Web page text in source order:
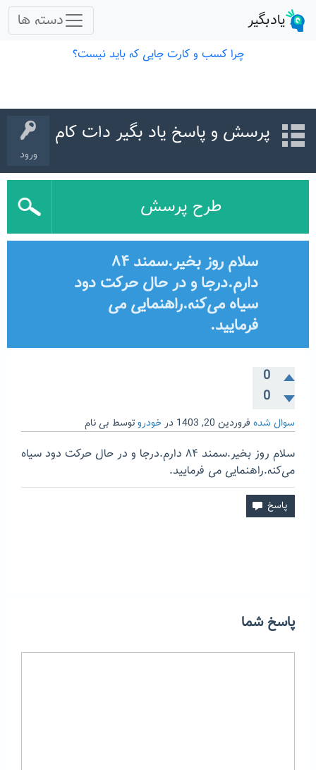
ورود
پرسش و پاسخ یاد بگیر دات کام
طرح پرسش
سلام روز بخیر.سمند ۸۴
دارم.درجا و در حال حرکت دود
سیاه می‌کنه.راهنمایی می
فرمایید.
0
0
سوال شده فروردین 20, 1403 درخودروتوسط بی نام
سلام روز بخیر.سمند ۸۴ دارم.درجا و در حال حرکت دود سیاه
می‌کنه.راهنمایی می فرمایید.
پاسخ شما